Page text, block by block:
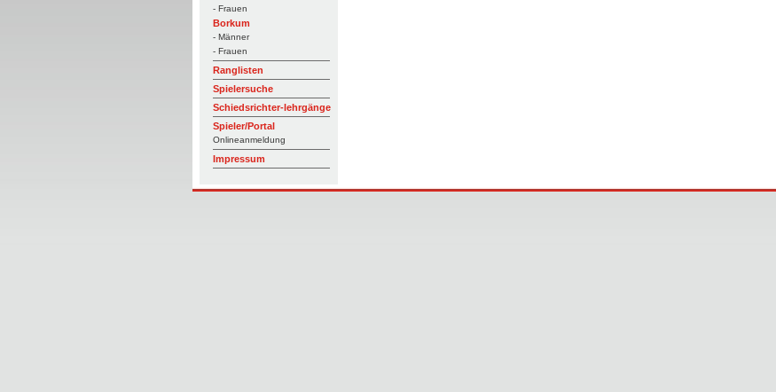
- Frauen
Borkum
- Männer
- Frauen
Ranglisten
Spielersuche
Schiedsrichter-lehrgänge
Spieler/Portal
Onlineanmeldung
Impressum